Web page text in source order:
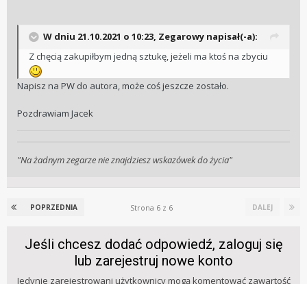
W dniu 21.10.2021 o 10:23, Zegarowy napisał(-a):
Z chęcią zakupiłbym jedną sztukę, jeżeli ma ktoś na zbyciu
Napisz na PW do autora, może coś jeszcze zostało.
Pozdrawiam Jacek
"Na żadnym zegarze nie znajdziesz wskazówek do życia"
POPRZEDNIA DALEJ
Strona 6 z 6
Jeśli chcesz dodać odpowiedź, zaloguj się
lub zarejestruj nowe konto
Jedynie zarejestrowani użytkownicy mogą komentować zawartość